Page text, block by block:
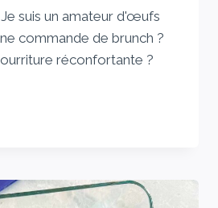
suis un amateur d'œufs
commande de brunch ?
réconfortante ?